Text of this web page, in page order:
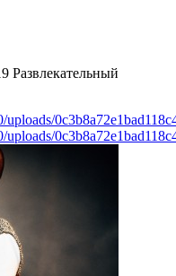
Развлекательный